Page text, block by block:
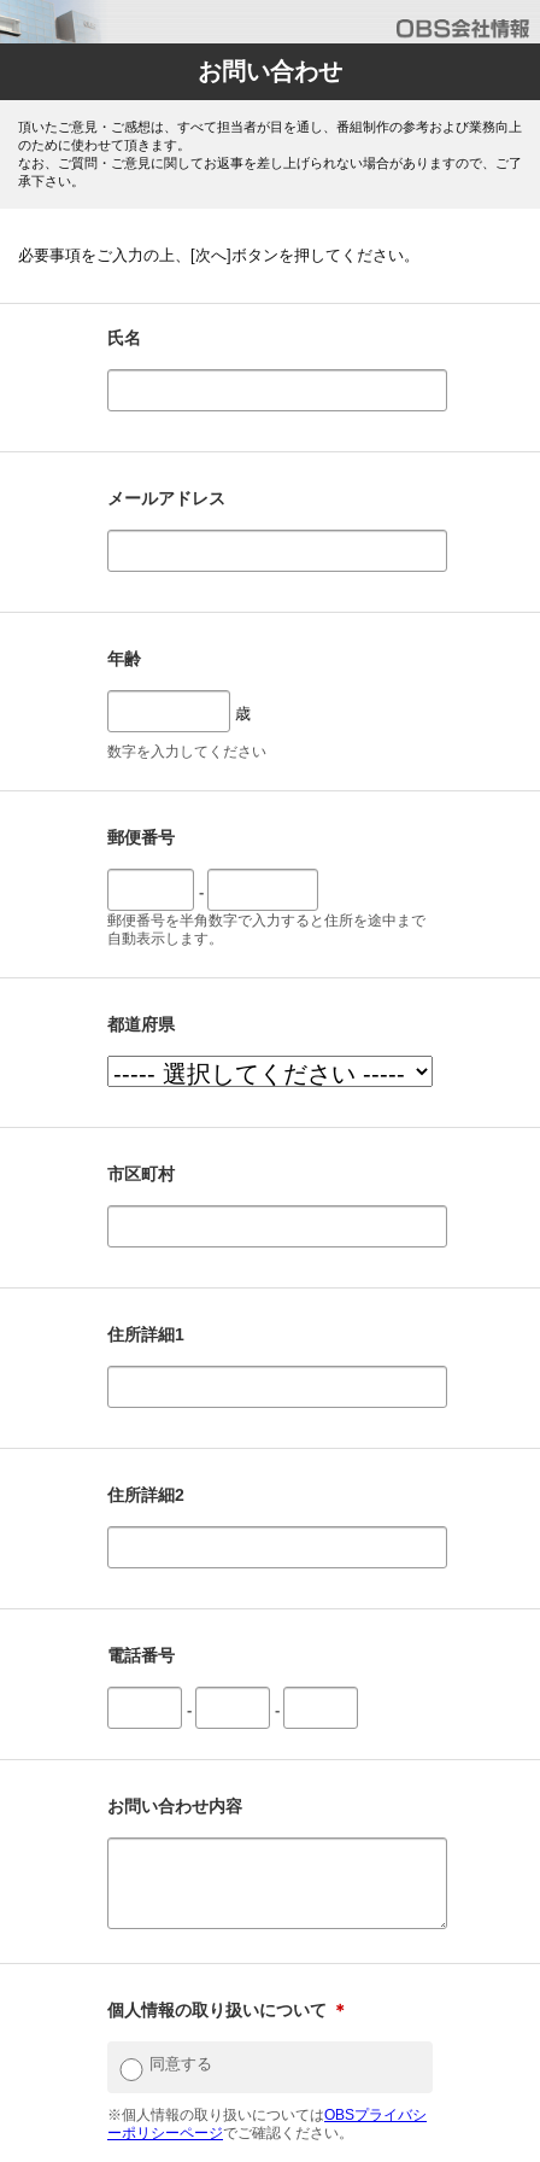
お問い合わせ
頂いたご意見・ご感想は、すべて担当者が目を通し、番組制作の参考および業務向上
のために使わせて頂きます。
なお、ご質問・ご意見に関してお返事を差し上げられない場合がありますので、ご了
承下さい。
必要事項をご入力の上、[次へ]ボタンを押してください。
氏名
メールアドレス
年齢
歳
数字を入力してください
郵便番号
-
郵便番号を半角数字で入力すると住所を途中まで
自動表示します。
都道府県
市区町村
住所詳細1
住所詳細2
電話番号
- -
お問い合わせ内容
個人情報の取り扱いについて ＊
同意する
※個人情報の取り扱いについてはOBSプライバシ
ーポリシーページでご確認ください。